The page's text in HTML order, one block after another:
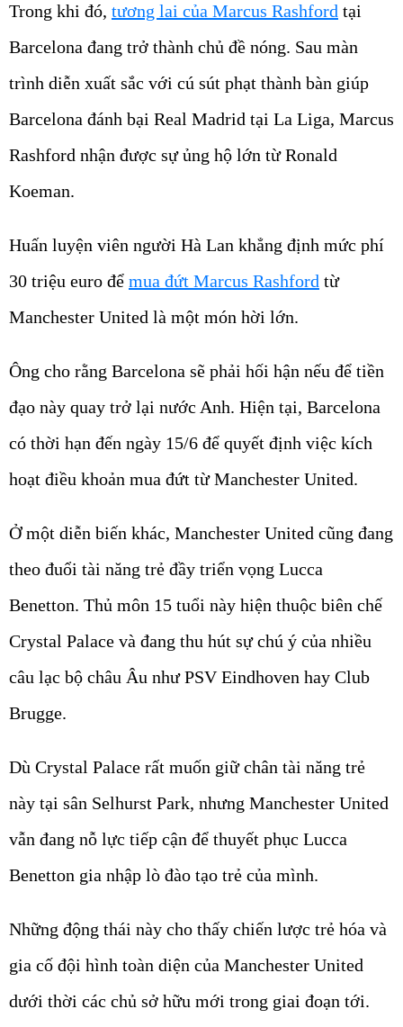
Trong khi đó, tương lai của Marcus Rashford tại
Barcelona đang trở thành chủ đề nóng. Sau màn
trình diễn xuất sắc với cú sút phạt thành bàn giúp
Barcelona đánh bại Real Madrid tại La Liga, Marcus
Rashford nhận được sự ủng hộ lớn từ Ronald
Koeman.
Huấn luyện viên người Hà Lan khẳng định mức phí
30 triệu euro để mua đứt Marcus Rashford từ
Manchester United là một món hời lớn.
Ông cho rằng Barcelona sẽ phải hối hận nếu để tiền
đạo này quay trở lại nước Anh. Hiện tại, Barcelona
có thời hạn đến ngày 15/6 để quyết định việc kích
hoạt điều khoản mua đứt từ Manchester United.
Ở một diễn biến khác, Manchester United cũng đang
theo đuổi tài năng trẻ đầy triển vọng Lucca
Benetton. Thủ môn 15 tuổi này hiện thuộc biên chế
Crystal Palace và đang thu hút sự chú ý của nhiều
câu lạc bộ châu Âu như PSV Eindhoven hay Club
Brugge.
Dù Crystal Palace rất muốn giữ chân tài năng trẻ
này tại sân Selhurst Park, nhưng Manchester United
vẫn đang nỗ lực tiếp cận để thuyết phục Lucca
Benetton gia nhập lò đào tạo trẻ của mình.
Những động thái này cho thấy chiến lược trẻ hóa và
gia cố đội hình toàn diện của Manchester United
dưới thời các chủ sở hữu mới trong giai đoạn tới.